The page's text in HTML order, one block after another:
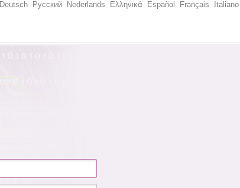
Deutsch Русский Nederlands Ελληνικά Español Français Italiano